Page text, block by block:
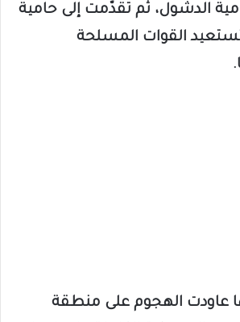
الدشول، ثم تقدّمت إلى حامية
القوات المسلحة
عاودت الهجوم على منطقة